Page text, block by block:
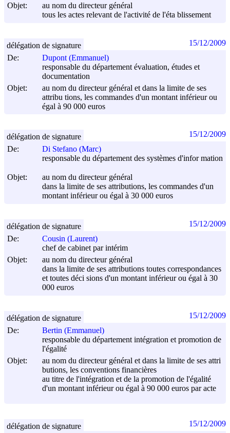
Objet:
au nom du directeur général
tous les actes relevant de l'activité de l'éta blissement
De:
Dupont (Emmanuel)
responsable du département évaluation, études et
documentation
Objet:
au nom du directeur général et dans la limite de ses
attribu tions, les commandes d'un montant inférieur ou
égal à 90 000 euros
délégation de signature 15/12/2009
De:
Di Stefano (Marc)
responsable du département des systèmes d'infor mation
Objet:
au nom du directeur général
dans la limite de ses attributions, les commandes d'un
montant inférieur ou égal à 30 000 euros
délégation de signature 15/12/2009
De:
Cousin (Laurent)
chef de cabinet par intérim
Objet:
au nom du directeur général
dans la limite de ses attributions toutes correspondances
et toutes déci sions d'un montant inférieur ou égal à 30
000 euros
délégation de signature 15/12/2009
De:
Bertin (Emmanuel)
responsable du département intégration et promotion de
l'égalité
Objet:
au nom du directeur général et dans la limite de ses attri
butions, les conventions financières
au titre de l'intégration et de la promotion de l'égalité
d'un montant inférieur ou égal à 90 000 euros par acte
délégation de signature 15/12/2009
délégation de signature 15/12/2009